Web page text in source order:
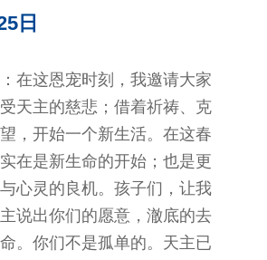
日
在这恩宠时刻，我邀请大家
天主的慈悲；借着祈祷、克
，开始一个新生活。在这春
在是新生命的开始；也是更
心灵的良机。孩子们，让我
说出你们的愿意，澈底的去
。你们不是孤单的。天主已